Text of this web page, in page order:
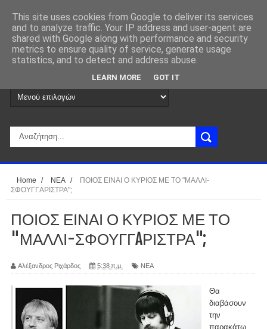
Home / ΝΕΑ /
ΠΟΙΟΣ ΕΙΝΑΙ Ο ΚΥΡΙΟΣ ΜΕ ΤΟ "ΜΑΛΛΙ-
ΣΦΟΥΓΓAΡΙΣΤΡΑ";
ΠΟΙΟΣ ΕΙΝΑΙ Ο ΚΥΡΙΟΣ ΜΕ ΤΟ
"ΜΑΛΛΙ-ΣΦΟΥΓΓAΡΙΣΤΡΑ";
Αλέξανδρος Ριχάρδος 5:38 π.μ. ΝΕΑ
Θα
διαβάσουν
την
παρακάτω
This site uses cookies from Google to deliver its services
and to analyze traffic. Your IP address and user-agent are
shared with Google along with performance and security
metrics to ensure quality of service, generate usage
statistics, and to detect and address abuse.
LEARN MORE GOT IT